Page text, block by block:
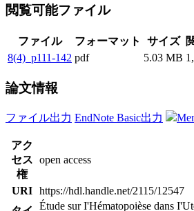
閲覧可能ファイル
ファイル フォーマット サイズ
8(4)_p111-142 pdf 5.03 MB
論文情報
ファイル出力 EndNote Basic出力
アク
セス
権
open access
URI https://hdl.handle.net/2115/12547
Étude sur I'Hématopoièse dans